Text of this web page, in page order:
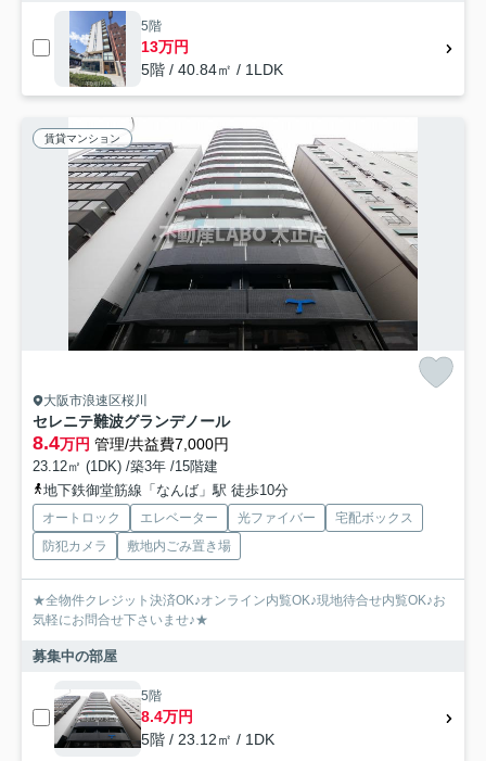
5階
13万円
5階 / 40.84㎡ / 1LDK
賃貸マンション
大阪市浪速区桜川
セレニテ難波グランデノール
8.4万円 管理/共益費7,000円
23.12㎡ (1DK) /築3年 /15階建
地下鉄御堂筋線「なんば」駅 徒歩10分
オートロック エレベーター 光ファイバー
宅配ボックス
防犯カメラ
敷地内ごみ置き場
★全物件クレジット決済OK♪オンライン内覧OK♪現地待合せ内覧OK♪お
気軽にお問合せ下さいませ♪★
募集中の部屋
5階
8.4万円
5階 / 23.12㎡ / 1DK